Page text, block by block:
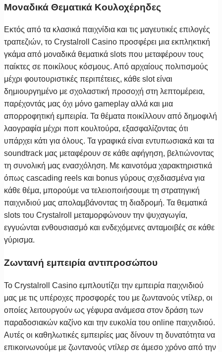
Μοναδικά Θεματικά Κουλοχέρηδες
Εκτός από τα κλασικά παιχνίδια και τις μαγευτικές επιλογές
τραπεζιών, το Crystalroll Casino προσφέρει μια εκπληκτική
γκάμα από μοναδικά θεματικά slots που μεταφέρουν τους
παίκτες σε ποικίλους κόσμους. Από αρχαίους πολιτισμούς
μέχρι φουτουριστικές περιπέτειες, κάθε slot είναι
δημιουργημένο με σχολαστική προσοχή στη λεπτομέρεια,
παρέχοντάς μας όχι μόνο gameplay αλλά και μια
απορροφητική εμπειρία. Τα θέματα ποικίλλουν από δημοφιλή
λαογραφία μέχρι ποπ κουλτούρα, εξασφαλίζοντας ότι
υπάρχει κάτι για όλους. Τα γραφικά είναι εντυπωσιακά και τα
soundtrack μας μεταφέρουν σε κάθε αφήγηση, βελτιώνοντας
τη συνολική μας ενασχόληση. Με καινοτόμα χαρακτηριστικά
όπως cascading reels και bonus γύρους σχεδιασμένα για
κάθε θέμα, μπορούμε να τελειοποιήσουμε τη στρατηγική
παιχνιδιού μας απολαμβάνοντας τη διαδρομή. Τα θεματικά
slots του Crystalroll μεταμορφώνουν την ψυχαγωγία,
εγγυώνται ενθουσιασμό και ενδεχόμενες ανταμοιβές σε κάθε
γύρισμα.
Ζωντανή εμπειρία αντιπροσώπου
Το Crystalroll Casino εμπλουτίζει την εμπειρία παιχνιδιού
μας με τις υπέροχες προσφορές του με ζωντανούς ντίλερ, οι
οποίες λειτουργούν ως γέφυρα ανάμεσα στον δράση των
παραδοσιακών καζίνο και την ευκολία του online παιχνιδιού.
Αυτές οι καθηλωτικές εμπειρίες μας δίνουν τη δυνατότητα να
επικοινωνούμε με ζωντανούς ντίλερ σε άμεσο χρόνο από την